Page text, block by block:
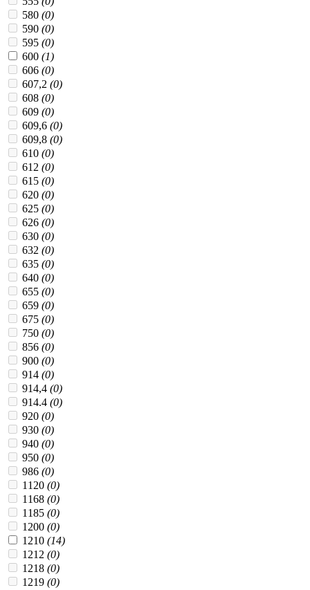
580 (0)
590 (0)
595 (0)
600 (1)
606 (0)
607,2 (0)
608 (0)
609 (0)
609,6 (0)
609,8 (0)
610 (0)
612 (0)
615 (0)
620 (0)
625 (0)
626 (0)
630 (0)
632 (0)
635 (0)
640 (0)
655 (0)
659 (0)
675 (0)
750 (0)
856 (0)
900 (0)
914 (0)
914,4 (0)
914.4 (0)
920 (0)
930 (0)
940 (0)
950 (0)
986 (0)
1120 (0)
1168 (0)
1185 (0)
1200 (0)
1210 (14)
1212 (0)
1218 (0)
1219 (0)